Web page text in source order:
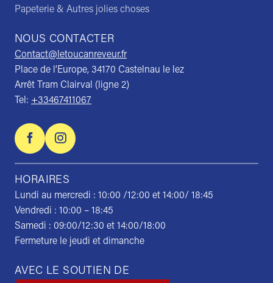
Papeterie & Autres jolies choses
NOUS CONTACTER
Contact@letoucanreveur.fr
Place de l’Europe, 34170 Castelnau le lez
Arrêt Tram Clairval (ligne 2)
Tel: +33467411067
HORAIRES
Lundi au mercredi : 10:00 /12:00 et 14:00/ 18:45
Vendredi : 10:00 – 18:45
Samedi : 09:00/12:30 et 14:00/18:00
Fermeture le jeudi et dimanche
AVEC LE SOUTIEN DE